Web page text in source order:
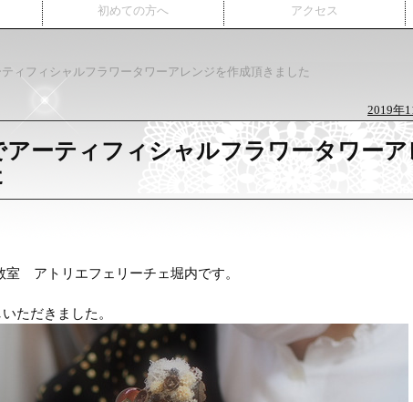
初めての方へ アクセス
ィフィシャルフラワータワーアレンジを作成頂きました
2019年
ーティフィシャルフラワータワーア
室 アトリエフェリーチェ堀内です。
ただきました。